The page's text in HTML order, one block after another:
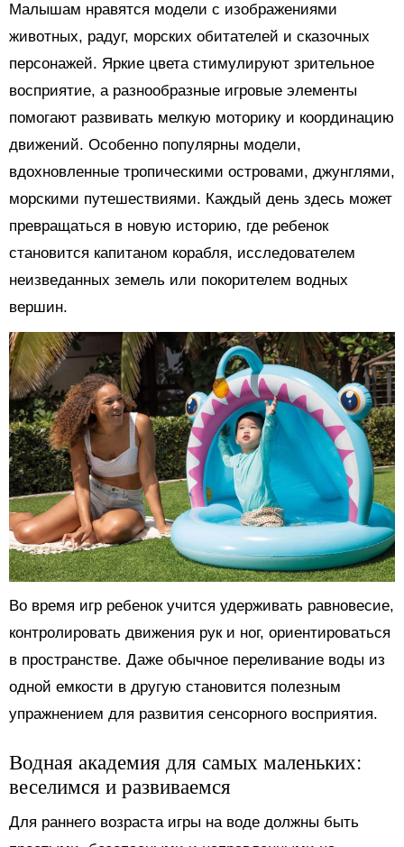
Малышам нравятся модели с изображениями
животных, радуг, морских обитателей и сказочных
персонажей. Яркие цвета стимулируют зрительное
восприятие, а разнообразные игровые элементы
помогают развивать мелкую моторику и координацию
движений. Особенно популярны модели,
вдохновленные тропическими островами, джунглями,
морскими путешествиями. Каждый день здесь может
превращаться в новую историю, где ребенок
становится капитаном корабля, исследователем
неизведанных земель или покорителем водных
вершин.
Во время игр ребенок учится удерживать равновесие,
контролировать движения рук и ног, ориентироваться
в пространстве. Даже обычное переливание воды из
одной емкости в другую становится полезным
упражнением для развития сенсорного восприятия.
Водная академия для самых маленьких:
веселимся и развиваемся
Для раннего возраста игры на воде должны быть